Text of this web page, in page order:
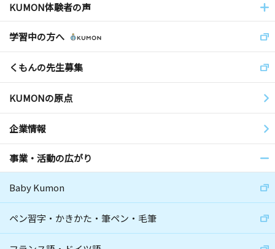
KUMON体験者の声
学習中の方へ
くもんの先生募集
KUMONの原点
企業情報
事業・活動の広がり
Baby Kumon
ペン習字・かきかた・筆ペン・毛筆